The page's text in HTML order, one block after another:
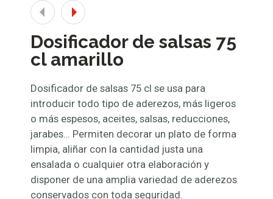
Dosificador de salsas 75
cl amarillo
Dosificador de salsas 75 cl se usa para
introducir todo tipo de aderezos, más ligeros
o más espesos, aceites, salsas, reducciones,
jarabes… Permiten decorar un plato de forma
limpia, aliñar con la cantidad justa una
ensalada o cualquier otra elaboración y
disponer de una amplia variedad de aderezos
conservados con toda seguridad.